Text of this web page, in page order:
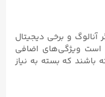
آنالوگ و برخی دیجیتال
است ویژگی‌های اضافی
باشند که بسته به نیاز